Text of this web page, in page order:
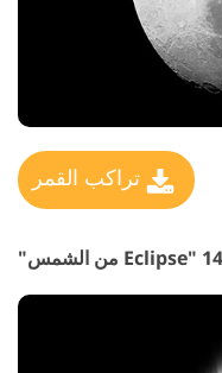
تراكب القمر
من الشمس"